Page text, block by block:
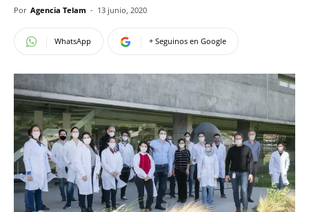
Por Agencia Telam - 13 junio, 2020
WhatsApp + Seguinos en Google